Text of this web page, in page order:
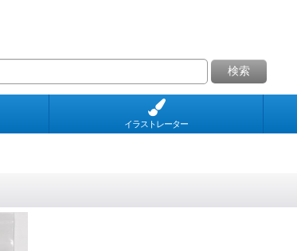
検索
イラストレーター